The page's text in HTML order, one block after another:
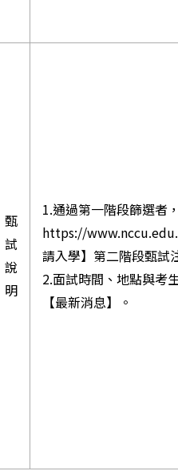
甄
試
說
明
1.通過第一階段篩選者
https://
請入學】第二階段甄試
2.面試時間、地點與考
【最新消息】。